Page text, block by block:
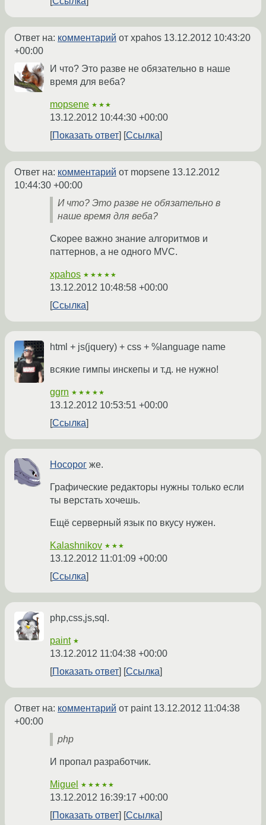
Ответ на: комментарий от xpahos 13.12.2012 10:43:20
+00:00
И что? Это разве не обязательно в наше
время для веба?
mopsene ★★★
13.12.2012 10:44:30 +00:00
Показать ответ
Ссылка
Ответ на: комментарий от mopsene 13.12.2012
10:44:30 +00:00
И что? Это разве не обязательно в
наше время для веба?
Скорее важно знание алгоритмов и
паттернов, а не одного MVC.
xpahos ★★★★★
13.12.2012 10:48:58 +00:00
Ссылка
html + js(jquery) + css + %language name
всякие гимпы инскепы и т.д. не нужно!
ggrn ★★★★★
13.12.2012 10:53:51 +00:00
Ссылка
Носорог же.
Графические редакторы нужны только если
ты верстать хочешь.
Ещё серверный язык по вкусу нужен.
Kalashnikov ★★★
13.12.2012 11:01:09 +00:00
Ссылка
php,css,js,sql.
paint ★
13.12.2012 11:04:38 +00:00
Показать ответ
Ссылка
Ответ на: комментарий от paint 13.12.2012 11:04:38
+00:00
php
И пропал разработчик.
Miguel ★★★★★
13.12.2012 16:39:17 +00:00
Показать ответ
Ссылка